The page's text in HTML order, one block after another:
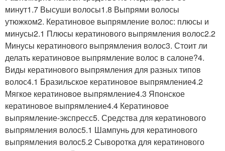
минут1.7 Высуши волосы1.8 Выпрями волосы
утюжком2. Кератиновое выпрямление волос: плюсы и
минусы2.1 Плюсы кератинового выпрямления волос2.2
Минусы кератинового выпрямления волос3. Стоит ли
делать кератиновое выпрямление волос в салоне?4.
Виды кератинового выпрямления для разных типов
волос4.1 Бразильское кератиновое выпрямление4.2
Мягкое кератиновое выпрямление4.3 Японское
кератиновое выпрямление4.4 Кератиновое
выпрямление-экспресс5. Средства для кератинового
выпрямления волос5.1 Шампунь для кератинового
выпрямления волос5.2 Сыворотка для кератинового